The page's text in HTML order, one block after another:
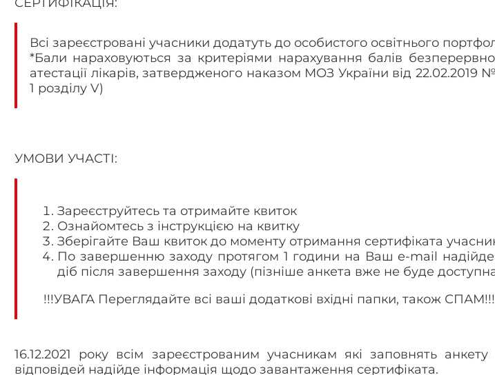
Всі зареєстровані учасники додатуть до особистого освітнього
*Бали нараховуються за критеріями нарахування балів
атестації лікарів, затвердженого наказом МОЗ України від
1 розділу V)
УМОВИ УЧАСТІ:
Зареєструйтесь та отримайте квиток
Ознайомтесь з інструкцією на квитку
Зберігайте Ваш квиток до моменту отримання сертифіката
По завершенню заходу протягом 1 години на Ваш e-mail надійде
діб після завершення заходу (пізніше анкета вже не буде
!!!УВАГА Переглядайте всі ваші додаткові вхідні папки, також СПАМ!!!
16.12.2021 року всім зареєстрованим учасникам які заповнять
відповідей надійде інформація щодо завантаження сертифіката.